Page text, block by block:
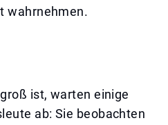
wahrnehmen.
ist, warten einige
ab: Sie beobachten